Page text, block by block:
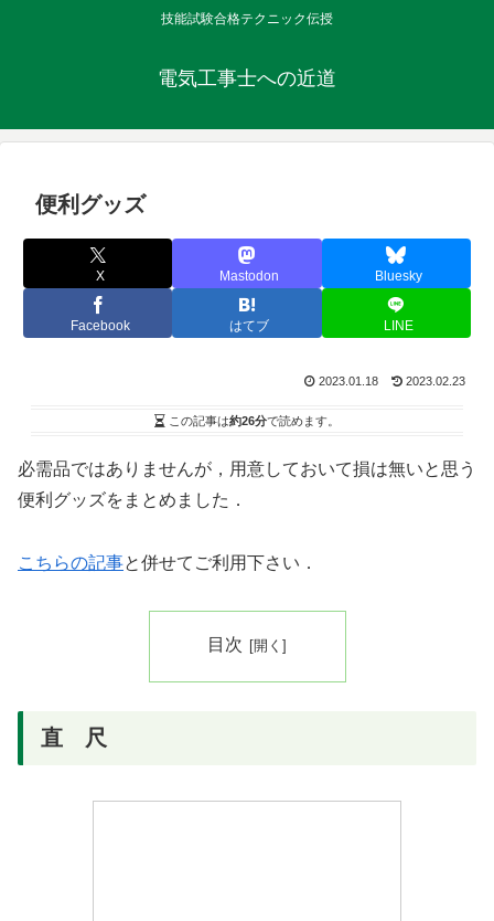
技能試験合格テクニック伝授
電気工事士への近道
便利グッズ
X Mastodon Bluesky
Facebook はてブ LINE
2023.01.18 2023.02.23
この記事は約26分で読めます。
必需品ではありませんが，用意しておいて損は無いと思う
便利グッズをまとめました．
こちらの記事と併せてご利用下さい．
目次
直 尺